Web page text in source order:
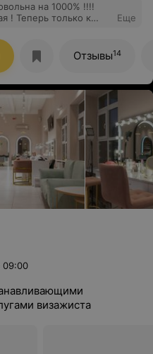
на 1000% !!!!
! Теперь только к
Еще
Отзывы14
09:00
визажиста